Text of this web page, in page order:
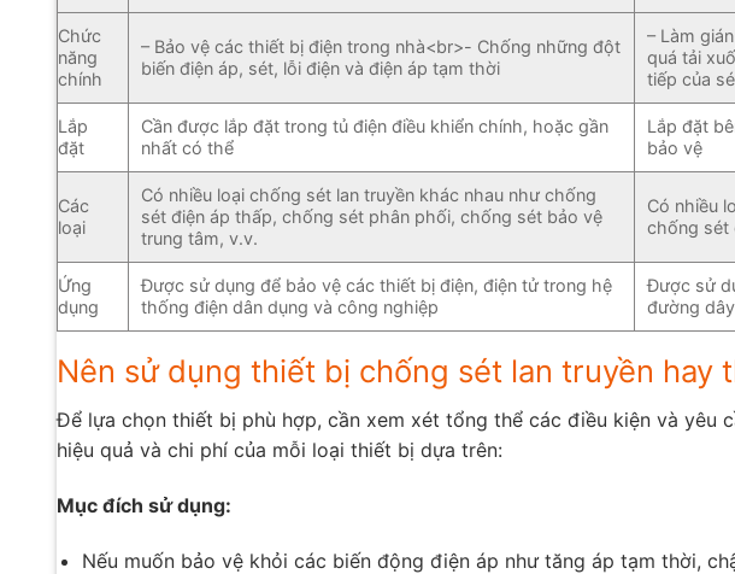
Chức
năng
chính
– Bảo vệ các thiết bị điện trong nhà<br>- Chống những đột
biến điện áp, sét, lỗi điện và điện áp tạm thời
– Làm
quá tải
tiếp của
Lắp
đặt
Cần được lắp đặt trong tủ điện điều khiển chính, hoặc gần
nhất có thể
Lắp đặt
bảo vệ
Các
loại
Có nhiều loại chống sét lan truyền khác nhau như chống
sét điện áp thấp, chống sét phân phối, chống sét bảo vệ
trung tâm, v.v.
Có nhiều
chống sét
Ứng
dụng
Được sử dụng để bảo vệ các thiết bị điện, điện tử trong hệ
thống điện dân dụng và công nghiệp
Được sử
đường
Nên sử dụng thiết bị chống sét lan truyền hay
Để lựa chọn thiết bị phù hợp, cần xem xét tổng thể các điều kiện và yêu
hiệu quả và chi phí của mỗi loại thiết bị dựa trên:
Mục đích sử dụng:
Nếu muốn bảo vệ khỏi các biến động điện áp như tăng áp tạm thời,